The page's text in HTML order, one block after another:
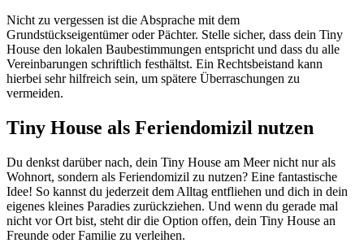
Nicht zu vergessen ist die Absprache mit dem
Grundstückseigentümer oder Pächter. Stelle sicher, dass dein Tiny
House den lokalen Baubestimmungen entspricht und dass du alle
Vereinbarungen schriftlich festhältst. Ein Rechtsbeistand kann
hierbei sehr hilfreich sein, um spätere Überraschungen zu
vermeiden.
Tiny House als Feriendomizil nutzen
Du denkst darüber nach, dein Tiny House am Meer nicht nur als
Wohnort, sondern als Feriendomizil zu nutzen? Eine fantastische
Idee! So kannst du jederzeit dem Alltag entfliehen und dich in dein
eigenes kleines Paradies zurückziehen. Und wenn du gerade mal
nicht vor Ort bist, steht dir die Option offen, dein Tiny House an
Freunde oder Familie zu verleihen.